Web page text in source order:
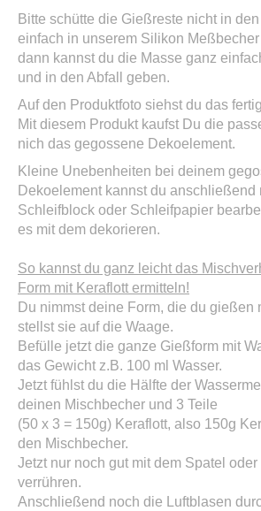
Bitte schütte die Gießreste nicht in
einfach in unserem Silikon
dann kannst du die Masse ganz
und in den Abfall geben.
Auf den Produktfoto siehst du das
Mit diesem Produkt kaufst Du die
nich das gegossene Dekoelement.
Kleine Unebenheiten bei deinem
Dekoelement kannst du anschließend
Schleifblock oder Schleifpapier
es mit dem dekorieren.
So kannst du ganz leicht das
Form mit Keraflott ermitteln!
Du nimmst deine Form, die du gießen
stellst sie auf die Waage.
Befülle jetzt die ganze Gießform mit
das Gewicht z.B. 100 ml Wasser.
Jetzt fühlst du die Hälfte der
deinen Mischbecher und 3 Teile
(50 x 3 = 150g) Keraflott, also 150g
den Mischbecher.
Jetzt nur noch gut mit dem Spatel
verrühren.
Anschließend noch die Luftblasen